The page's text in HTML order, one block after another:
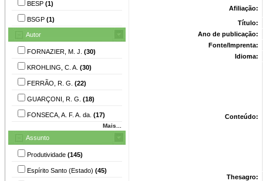
BESP (1)
BSGP (1)
Autor
FORNAZIER, M. J. (30)
KROHLING, C. A. (30)
FERRÃO, R. G. (22)
GUARÇONI, R. G. (18)
FONSECA, A. F. A. da. (17)
Mais...
Assunto
Produtividade (145)
Espírito Santo (Estado) (45)
Afiliação:
Título:
Ano de publicação:
Fonte/Imprenta:
Idioma:
Conteúdo:
Thesagro: